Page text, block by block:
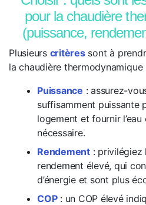
pour la chaudière
(puissance,
Plusieurs critèressont à
la chaudière
Puissance : assurez-
suffisamment puissante
logement et fournir
nécessaire.
Rendement: privilégiez
rendement élevé, qui
d’énergie et sont plus
COP: un COP élevé